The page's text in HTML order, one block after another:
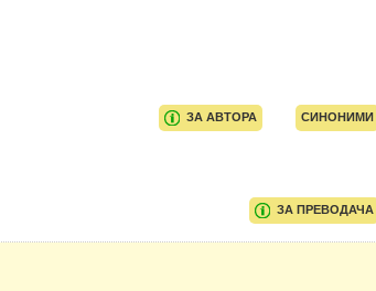
СИНОНИМИ
ЗА АВТОРА
ЗА ПРЕВОДАЧА